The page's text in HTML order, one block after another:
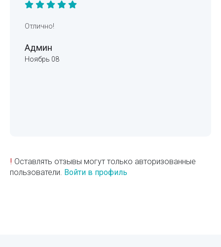
Отлично!
Админ
Ноябрь 08
! Оставлять отзывы могут только авторизованные
пользователи. Войти в профиль